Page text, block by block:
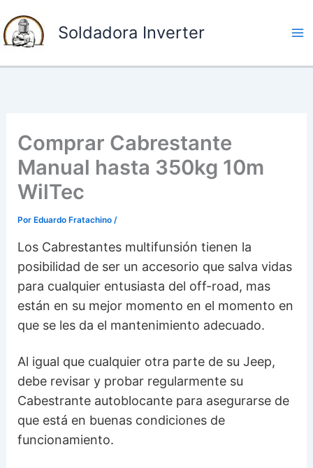
Soldadora Inverter
Comprar Cabrestante
Manual hasta 350kg 10m
WilTec
Por Eduardo Fratachino/
Los Cabrestantes multifunsión tienen la
posibilidad de ser un accesorio que salva vidas
para cualquier entusiasta del off-road, mas
están en su mejor momento en el momento en
que se les da el mantenimiento adecuado.
Al igual que cualquier otra parte de su Jeep,
debe revisar y probar regularmente su
Cabestrante autoblocante para asegurarse de
que está en buenas condiciones de
funcionamiento.